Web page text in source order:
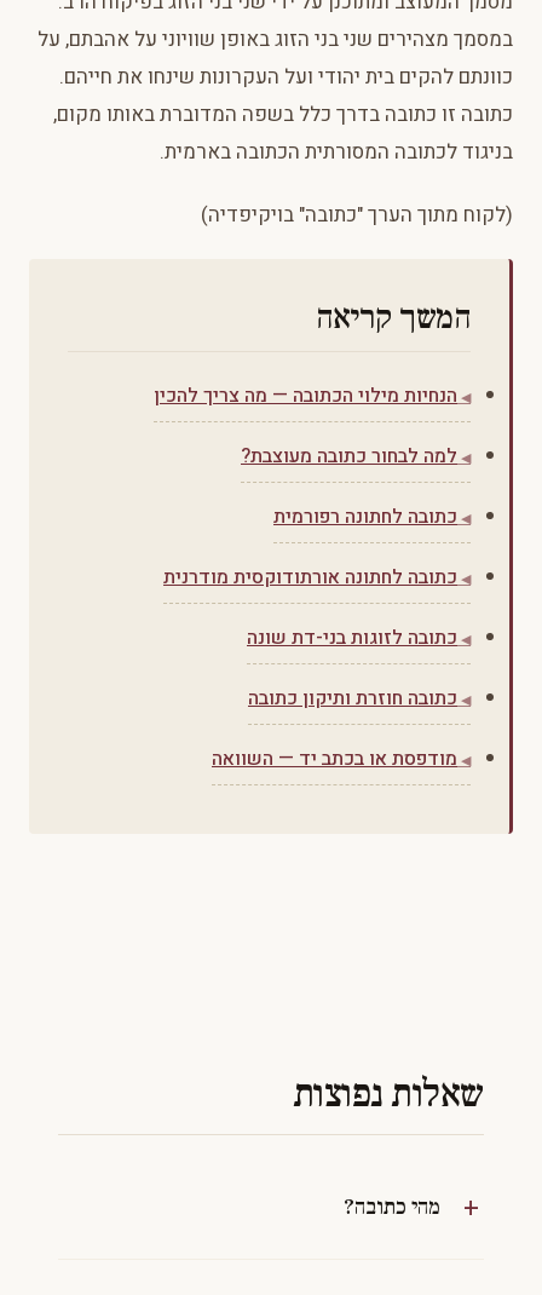
במסמך מצהירים שני בני הזוג באופן שוויוני על אהבתם, על
כוונתם להקים בית יהודי ועל העקרונות שינחו את חייהם.
כתובה זו כתובה בדרך כלל בשפה המדוברת באותו מקום,
בניגוד לכתובה המסורתית הכתובה בארמית.
(לקוח מתוך הערך "כתובה" בויקיפדיה)
המשך קריאה
הנחיות מילוי הכתובה — מה צריך להכין
למה לבחור כתובה מעוצבת?
כתובה לחתונה רפורמית
כתובה לחתונה אורתודוקסית מודרנית
כתובה לזוגות בני-דת שונה
כתובה חוזרת ותיקון כתובה
מודפסת או בכתב יד — השוואה
שאלות נפוצות
מהי כתובה?